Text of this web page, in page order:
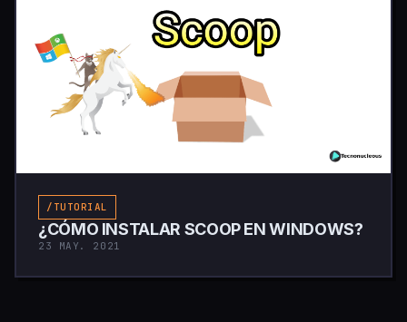
/TUTORIAL
¿CÓMO INSTALAR SCOOP EN WINDOWS?
23 MAY. 2021